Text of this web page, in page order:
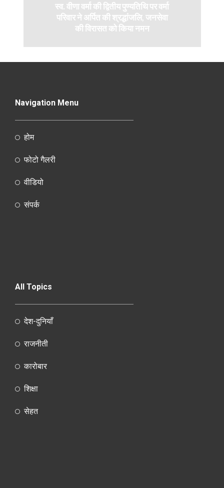
स्व. वीणा वर्मा की द्वितीय पुण्यतिथि पर वर्मा
परिवार ने अर्पित की श्रद्धांजलि, जनसेवा
की विरासत को किया नमन
Navigation Menu
होम
फोटो गैलरी
वीडियो
संपर्क
All Topics
देश-दुनियाँ
राजनीती
कारोबार
शिक्षा
सेहत